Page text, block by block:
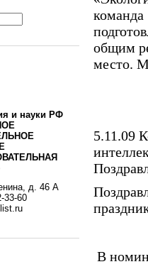
и науки РФ
д. 46 А
33-60
команда
общим
место.
5.11.09
В